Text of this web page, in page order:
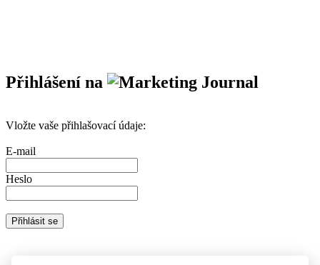
Přihlášení na
Vložte vaše přihlašovací údaje:
E-mail
Heslo